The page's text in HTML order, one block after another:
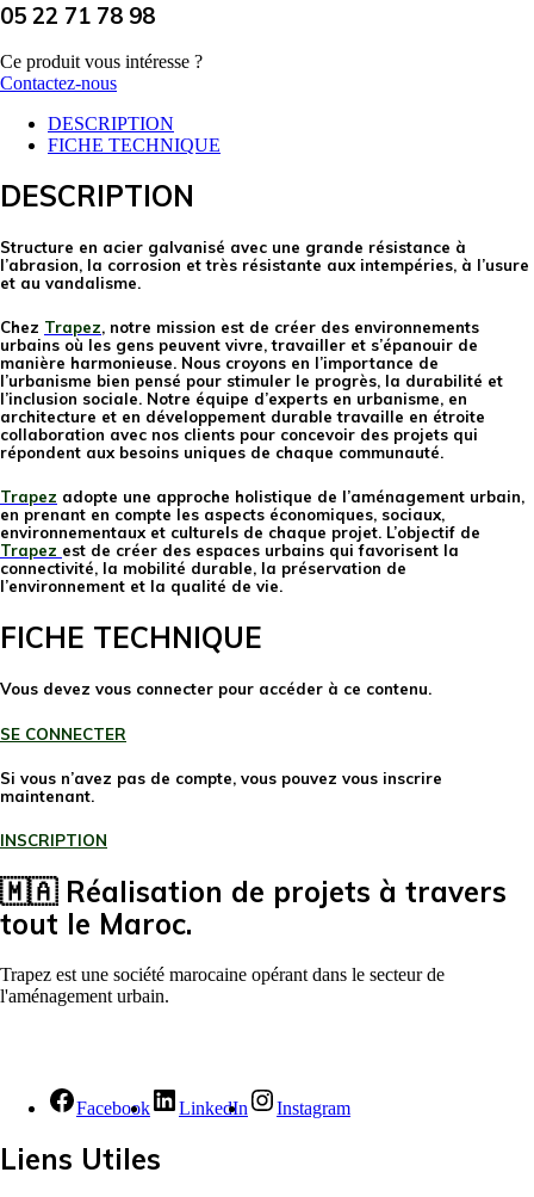
05 22 71 78 98
Ce produit vous intéresse ?
Contactez-nous
DESCRIPTION
FICHE TECHNIQUE
DESCRIPTION
Structure en acier galvanisé avec une grande résistance à
l’abrasion, la corrosion et très résistante aux intempéries, à l’usure
et au vandalisme.
Chez Trapez, notre mission est de créer des environnements
urbains où les gens peuvent vivre, travailler et s’épanouir de
manière harmonieuse. Nous croyons en l’importance de
l’urbanisme bien pensé pour stimuler le progrès, la durabilité et
l’inclusion sociale. Notre équipe d’experts en urbanisme, en
architecture et en développement durable travaille en étroite
collaboration avec nos clients pour concevoir des projets qui
répondent aux besoins uniques de chaque communauté.
Trapez adopte une approche holistique de l’aménagement urbain,
en prenant en compte les aspects économiques, sociaux,
environnementaux et culturels de chaque projet. L’objectif de
Trapez est de créer des espaces urbains qui favorisent la
connectivité, la mobilité durable, la préservation de
l’environnement et la qualité de vie.
FICHE TECHNIQUE
Vous devez vous connecter pour accéder à ce contenu.
SE CONNECTER
Si vous n’avez pas de compte, vous pouvez vous inscrire
maintenant.
INSCRIPTION
🇲🇦 Réalisation de projets à travers
tout le Maroc.
Trapez est une société marocaine opérant dans le secteur de
l'aménagement urbain.
Facebook LinkedIn Instagram
Liens Utiles